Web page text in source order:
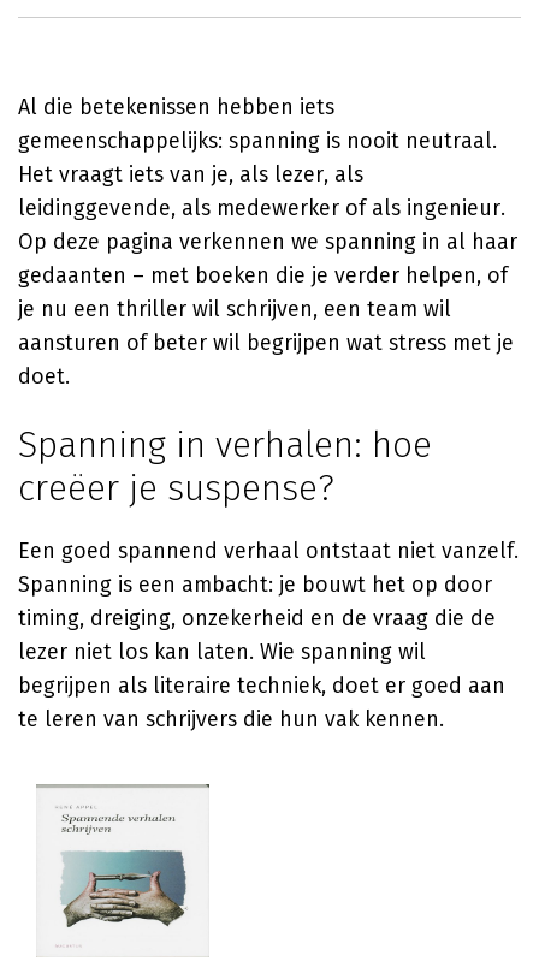
Al die betekenissen hebben iets
gemeenschappelijks: spanning is nooit neutraal.
Het vraagt iets van je, als lezer, als
leidinggevende, als medewerker of als ingenieur.
Op deze pagina verkennen we spanning in al haar
gedaanten – met boeken die je verder helpen, of
je nu een thriller wil schrijven, een team wil
aansturen of beter wil begrijpen wat stress met je
doet.
Spanning in verhalen: hoe
creëer je suspense?
Een goed spannend verhaal ontstaat niet vanzelf.
Spanning is een ambacht: je bouwt het op door
timing, dreiging, onzekerheid en de vraag die de
lezer niet los kan laten. Wie spanning wil
begrijpen als literaire techniek, doet er goed aan
te leren van schrijvers die hun vak kennen.